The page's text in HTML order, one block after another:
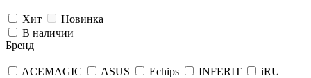
Хит
Новинка
В наличии
Бренд
ACEMAGIC ASUS Echips INFERIT
iRU